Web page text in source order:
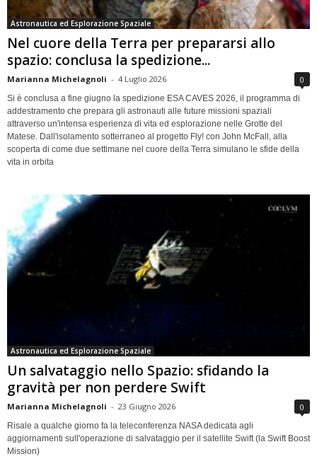
Astronautica ed Esplorazione Spaziale
Nel cuore della Terra per prepararsi allo
spazio: conclusa la spedizione...
Marianna Michelagnoli - 4 Luglio 2026 0
Si è conclusa a fine giugno la spedizione ESA CAVES 2026, il programma di
addestramento che prepara gli astronauti alle future missioni spaziali
attraverso un'intensa esperienza di vita ed esplorazione nelle Grotte del
Matese. Dall'isolamento sotterraneo al progetto Fly! con John McFall, alla
scoperta di come due settimane nel cuore della Terra simulano le sfide della
vita in orbita
Astronautica ed Esplorazione Spaziale
Un salvataggio nello Spazio: sfidando la
gravità per non perdere Swift
Marianna Michelagnoli - 23 Giugno 2026 0
Risale a qualche giorno fa la teleconferenza NASA dedicata agli
aggiornamenti sull'operazione di salvataggio per il satellite Swift (la Swift Boost
Mission)